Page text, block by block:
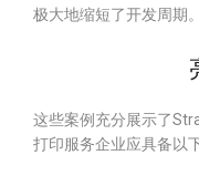
极大地缩短了开发周期。
这些案例充分展示了
打印服务企业应具备以